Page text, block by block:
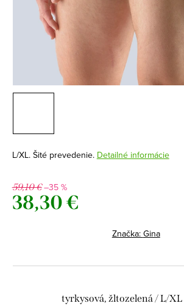
L/XL. Šité prevedenie. Detailné informácie
59,10 €–35 %
38,30 €
Značka: Gina
tyrkysová, žltozelená / L/XL